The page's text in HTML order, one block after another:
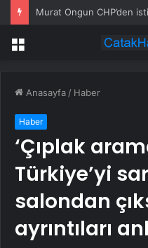
Murat Ongun CHP’den
Menü
Anasayfa / Haber
Haber
‘Çıplak
Türkiye’yi
salondan
ayrıntıları